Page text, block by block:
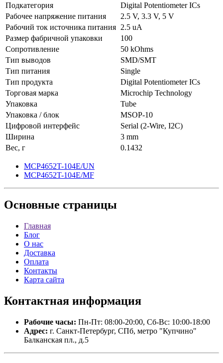
Подкатегория
Digital Potentiometer ICs
Рабочее напряжение питания
2.5 V, 3.3 V, 5 V
Рабочий ток источника питания 2.5 uA
Размер фабричной упаковки
100
Сопротивление
50 kOhms
Тип выводов
SMD/SMT
Тип питания
Single
Тип продукта
Digital Potentiometer ICs
Торговая марка
Microchip Technology
Упаковка
Tube
Упаковка / блок
MSOP-10
Цифровой интерфейс
Serial (2-Wire, I2C)
Ширина
3 mm
Вес, г
0.1432
MCP4652T-104E/UN
MCP4652T-104E/MF
Основные страницы
Главная
Блог
О нас
Доставка
Оплата
Контакты
Карта сайта
Контактная информация
Рабочие часы: Пн-Пт: 08:00-20:00, Сб-Вс: 10:00-18:00
Адрес: г. Санкт-Петербург, СПб, метро "Купчино"
Балканская пл., д.5